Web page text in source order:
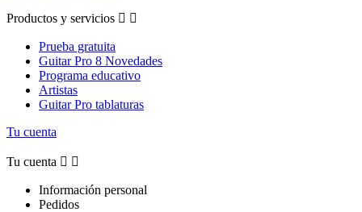
Productos y servicios  
Prueba gratuita
Guitar Pro 8 Novedades
Programa educativo
Artistas
Guitar Pro tablaturas
Tu cuenta
Tu cuenta  
Información personal
Pedidos